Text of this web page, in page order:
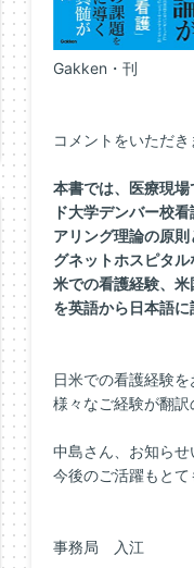
Gakken・刊
コメントをいただき
本書では、医療現
ド大学デンバー校
アリング理論の原
グネットホスピタ
米での看護経験、
を英語から日本語に
日米での看護経験を
様々なご経験が翻訳
中島さん、お知らせ
今後のご活躍もと
事務局 入江